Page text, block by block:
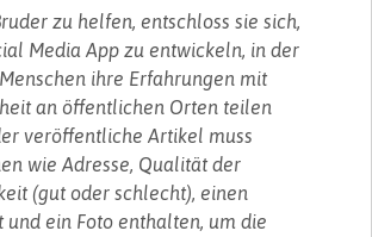
zu helfen, entschloss sie sich,
Media App zu entwickeln, in der
ihre Erfahrungen mit
an öffentlichen Orten teilen
veröffentliche Artikel muss
wie Adresse, Qualität der
(gut oder schlecht), einen
und ein Foto enthalten, um die